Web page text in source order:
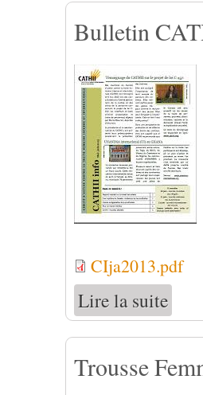
Bulletin
CIja2013.pdf
Lire la suite
Trousse